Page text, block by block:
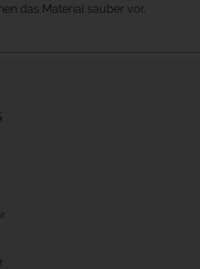
das Material sauber vor.